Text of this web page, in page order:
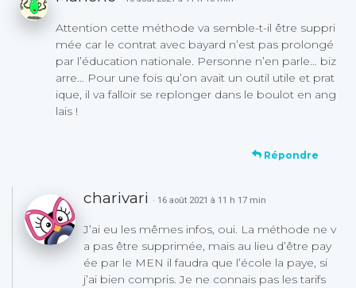
Attention cette méthode va semble-t-il être suppri
mée car le contrat avec bayard n’est pas prolongé
par l’éducation nationale. Personne n’en parle… biz
arre… Pour une fois qu’on avait un outil utile et prat
ique, il va falloir se replonger dans le boulot en ang
lais !
Répondre
charivari · 16 août 2021 à 11 h 17 min
J’ai eu les mêmes infos, oui. La méthode ne v
a pas être supprimée, mais au lieu d’être pay
ée par le MEN il faudra que l’école la paye, si
j’ai bien compris. Je ne connais pas les tarifs